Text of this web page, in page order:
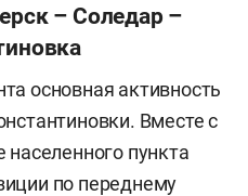
– Соледар –
основная активность
Вместе с
пункта
по переднему